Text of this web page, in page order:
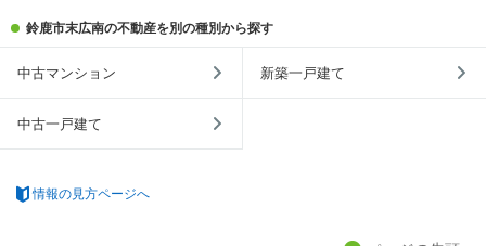
鈴鹿市末広南の不動産を別の種別から探す
中古マンション 新築一戸建て
中古一戸建て
情報の見方ページへ